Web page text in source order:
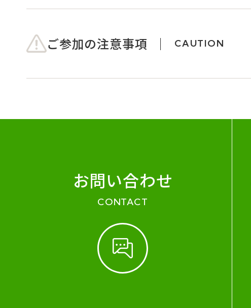
ご参加の注意事項 CAUTION
お問い合わせ
CONTACT